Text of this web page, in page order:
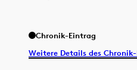
Chronik-Eintrag
Weitere Details des